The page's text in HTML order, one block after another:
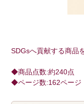
SDGsへ貢献する商品
◆商品点数:約240点
◆ページ数:162ページ